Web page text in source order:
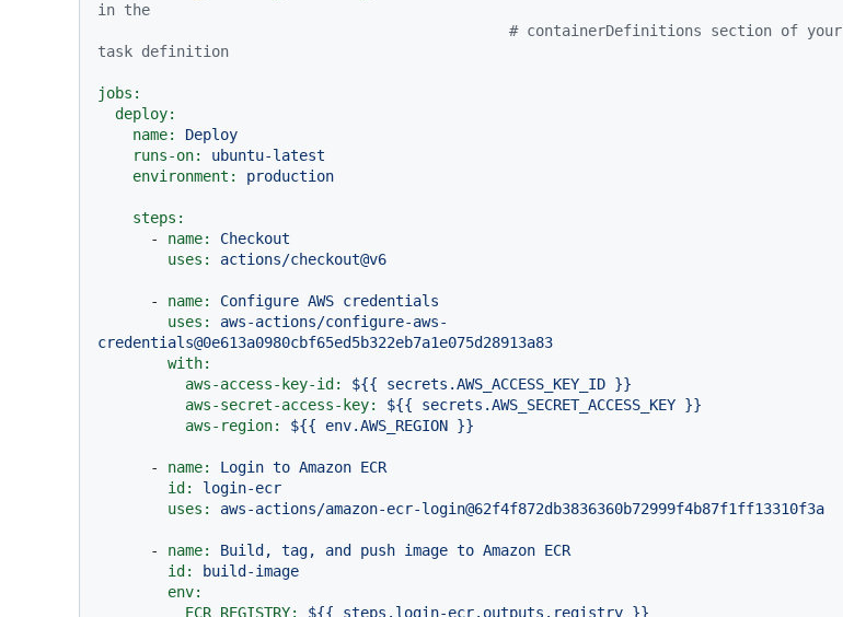
in the
# containerDefinitions section of your
task definition
jobs:
deploy:
name:
Deploy
runs-on:
ubuntu-latest
environment:
production
steps:
-
name:
Checkout
uses:
actions/checkout@v6
- name: Configure AWS credentials
uses:
aws-actions/configure-aws-
credentials@0e613a0980cbf65ed5b322eb7a1e075d28913a83
with:
aws-access-key-id:
${{ secrets.AWS_ACCESS_KEY_ID }}
aws-secret-access-key:
${{ secrets.AWS_SECRET_ACCESS_KEY }}
aws-region:
${{ env.AWS_REGION }}
- name: Login to Amazon ECR
id:
login-ecr
uses:
aws-actions/amazon-ecr-login@62f4f872db3836360b72999f4b87f1ff13310f3a
- name: Build, tag, and push image to Amazon ECR
id:
build-image
env:
ECR_REGISTRY:
${{ steps.login-ecr.outputs.registry }}